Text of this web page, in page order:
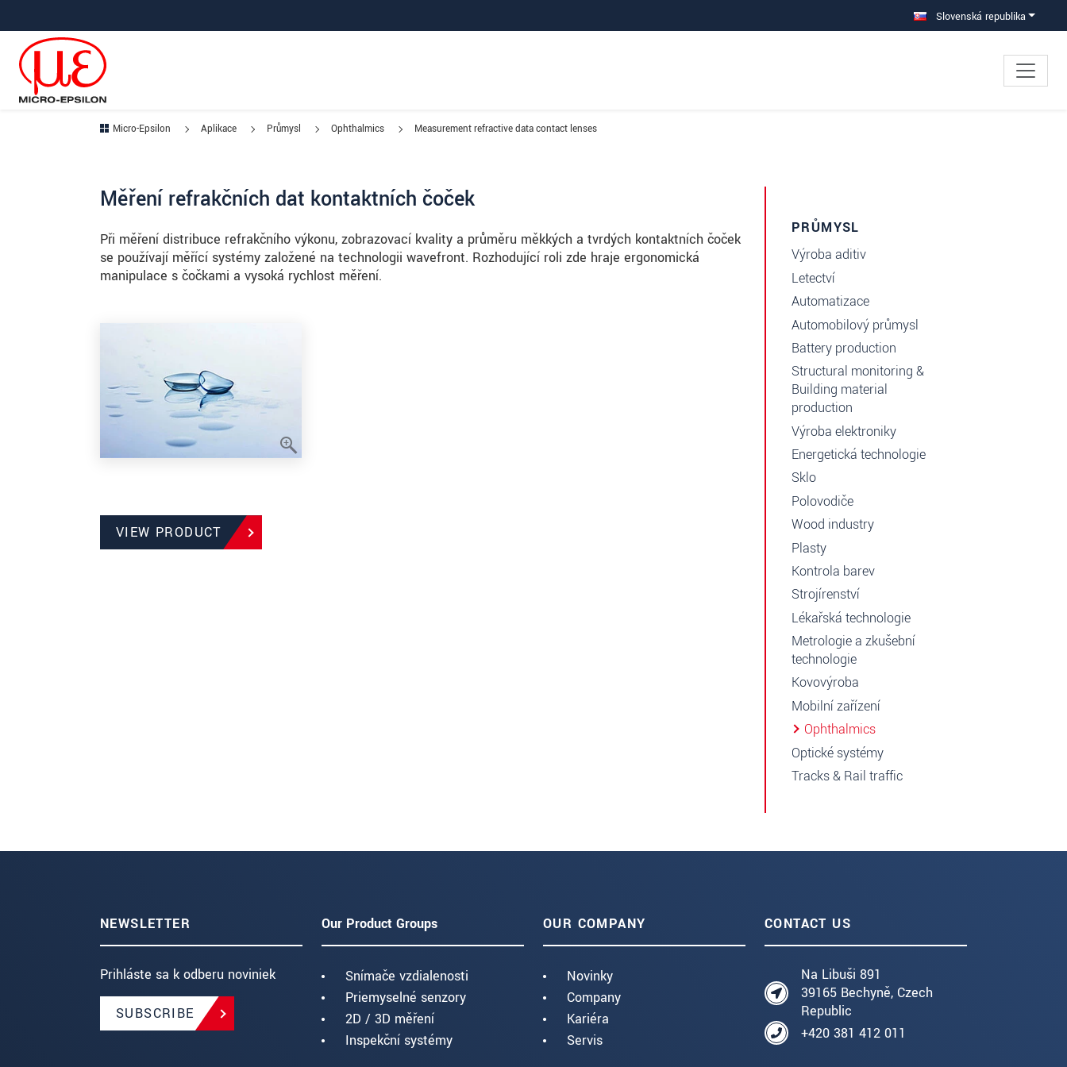
Slovenská republika
Micro-Epsilon Aplikace Průmysl Ophthalmics Measurement refractive data contact lenses
Měření refrakčních dat kontaktních čoček
Při měření distribuce refrakčního výkonu, zobrazovací kvality a průměru měkkých a tvrdých kontaktních čoček
se používají měřící systémy založené na technologii wavefront. Rozhodující roli zde hraje ergonomická
manipulace s čočkami a vysoká rychlost měření.
VIEW PRODUCT
PRŮMYSL
Výroba aditiv
Letectví
Automatizace
Automobilový průmysl
Battery production
Structural monitoring &
Building material
production
Výroba elektroniky
Energetická technologie
Sklo
Polovodiče
Wood industry
Plasty
Kontrola barev
Strojírenství
Lékařská technologie
Metrologie a zkušební
technologie
Kovovýroba
Mobilní zařízení
Ophthalmics
Optické systémy
Tracks & Rail traffic
NEWSLETTER
Prihláste sa k odberu noviniek
SUBSCRIBE
Our Product Groups
Snímače vzdialenosti
Priemyselné senzory
2D / 3D měření
Inspekční systémy
OUR COMPANY
Novinky
Company
Kariéra
Servis
CONTACT US
Na Libuši 891
39165 Bechyně, Czech
Republic
+420 381 412 011